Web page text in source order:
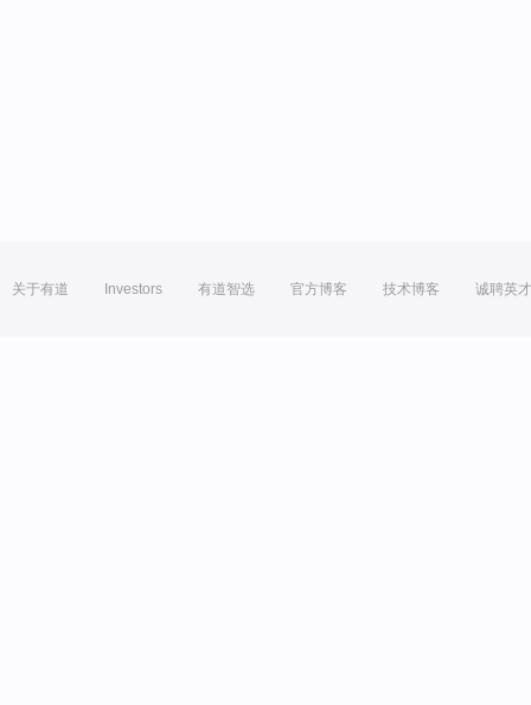
关于有道 Investors 有道智选 官方博客 技术博客 诚聘英才